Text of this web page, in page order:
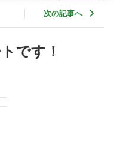
次の記事へ
です！